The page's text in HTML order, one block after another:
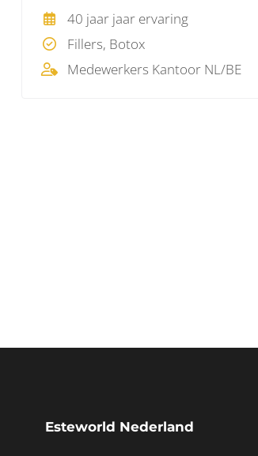
40 jaar jaar ervaring
Fillers, Botox
Medewerkers Kantoor NL/BE
Esteworld Nederland